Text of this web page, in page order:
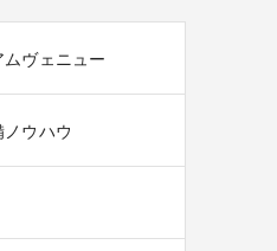
ムヴェニュー
ウハウ